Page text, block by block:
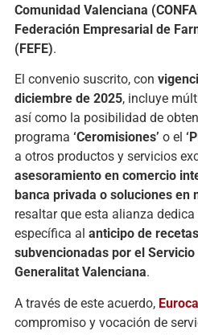
Comunidad Valenciana
Federación Empresarial de
(FEFE).
El convenio suscrito, con
diciembre de 2025, incluye
así como la posibilidad de
programa ‘Ceromisiones’ o el
a otros productos y servicios
asesoramiento en comercio
banca privada o soluciones en
resaltar que esta alianza
específica al anticipo de
subvencionadas por el Servicio
Generalitat Valenciana.
A través de este acuerdo,
compromiso y vocación de